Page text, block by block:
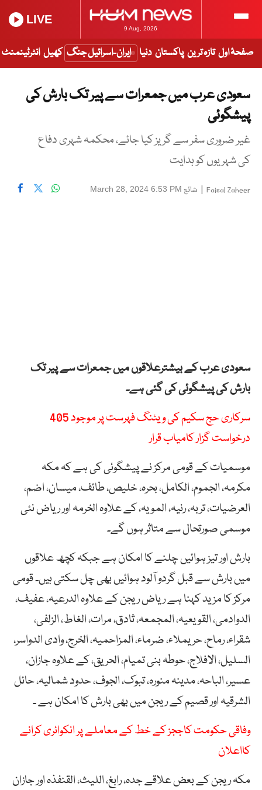
9 Aug, 2026
LIVE
صفحۂ اول تازہ ترین پاکستان دنیا ایران-اسرائیل جنگ کھیل انٹرٹینمنٹ
سعودی عرب میں جمعرات سے پیر تک بارش کی
پیشگوئی
غیر ضروری سفر سے گریز کیا جائے، محکمہ شہری دفاع
کی شہریوں کو ہدایت
Faisal Zaheer
| شائع March 28, 2024 6:53 PM
سعودی عرب کے بیشترعلاقوں میں جمعرات سے پیر تک
بارش کی پیشگوئی کی گئی ہے۔
سرکاری حج سکیم کی ویٹنگ فہرست پر موجود 405
درخواست گزار کامیاب قرار
موسمیات کے قومی مرکز نے پیشگوئی کی ہے کہ مکہ
مکرمہ، الجموم، الکامل، بحرہ، خلیص، طائف، میسان، اضم،
العرضیات، تربہ، رنیہ، المویہ، کے علاوہ الخرمہ اور ریاض نئی
موسمی صورتحال سے متاثر ہوں گے۔
بارش اور تیز ہوائیں چلنے کا امکان ہے جبکہ کچھ علاقوں
میں بارش سے قبل گردو آلود ہوائیں بھی چل سکتی ہیں۔ قومی
مرکز کا مزید کہنا ہے ریاض ریجن کے علاوہ الدرعیہ، عفیف،
الدوادمی، القویعیہ، المجمعہ، ثادق، مرات، الغاط، الزلفی،
شقراء، رماح، حریملاء، ضرماء، المزاحمیہ، الخرج، وادی الدواسر،
السلیل، الافلاج، حوطہ بنی تمیام، الحریق، کے علاوہ جازان،
عسیر، الباحہ، مدینہ منورہ، تبوک، الجوف، حدود شمالیہ، حائل
الشرقیہ اور قصیم کے ریجن میں بھی بارش کا امکان ہے ۔
وفاقی حکومت کاججز کے خط کے معاملے پر انکوائری کرانے
کااعلان
مکہ ریجن کے بعض علاقے جدہ، رابغ، اللیث، القنفذہ اور جازان